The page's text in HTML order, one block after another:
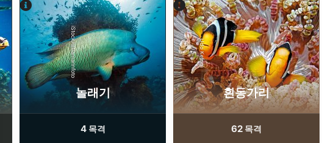
iStock/ultramarinfoto
놀래기
4목격
Udo Kefrig
흰동가리
62 목격